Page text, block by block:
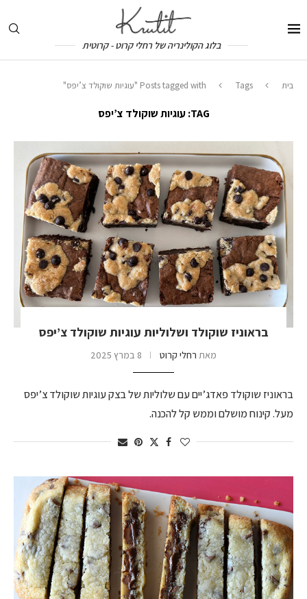
בלוג הקולינריה של רחלי קרוט - קרוטית
בית Tags Posts tagged with "עוגיות שוקולד צ’יפס"
TAG: עוגיות שוקולד צ’יפס
בראוניז שוקולד ושלוליות עוגיות שוקולד צ’יפס
מאת רחלי קרוט 8 במרץ 2025
בראוניז שוקולד פאדג’יים עם שלוליות של בצק עוגיות שוקולד צ’יפס
מעל. קינוח מושלם וממש קל להכנה.